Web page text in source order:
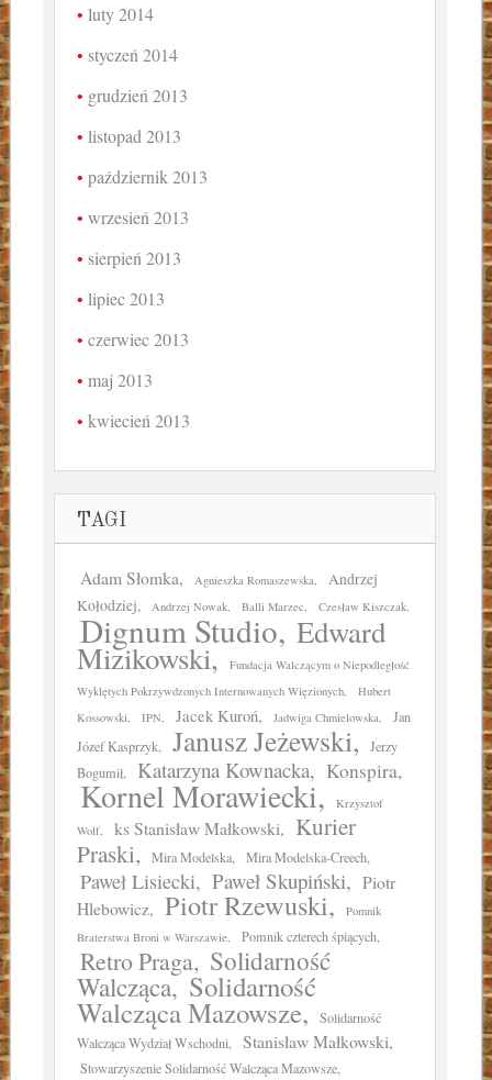
luty 2014
styczeń 2014
grudzień 2013
listopad 2013
październik 2013
wrzesień 2013
sierpień 2013
lipiec 2013
czerwiec 2013
maj 2013
kwiecień 2013
TAGI
Adam Słomka Agnieszka Romaszewska
Andrzej
Kołodziej
Andrzej Nowak Balli Marzec Czesław Kiszczak
Dignum Studio Edward
Mizikowski
Fundacja Walczącym o Niepodległość
Wyklętych Pokrzywdzonych Internowanych Więzionych
Hubert
Kossowski
IPN Jacek Kuroń Jadwiga Chmielowska
Jan
Józef Kasprzyk
Janusz Jeżewski
Jerzy
Bogumił
Katarzyna Kownacka Konspira
Kornel Morawiecki
Krzysztof
Wolf
ks Stanisław Małkowski
Kurier
Praski
Mira Modelska Mira Modelska-Creech
Paweł Lisiecki Paweł Skupiński
Piotr
Hlebowicz
Piotr Rzewuski
Pomnik
Braterstwa Broni w Warszawie
Pomnik czterech śpiących
Retro Praga Solidarność
Walcząca Solidarność
Walcząca Mazowsze
Solidarność
Walcząca Wydział Wschodni
Stanisław Małkowski
Stowarzyszenie Solidarność Walcząca Mazowsze